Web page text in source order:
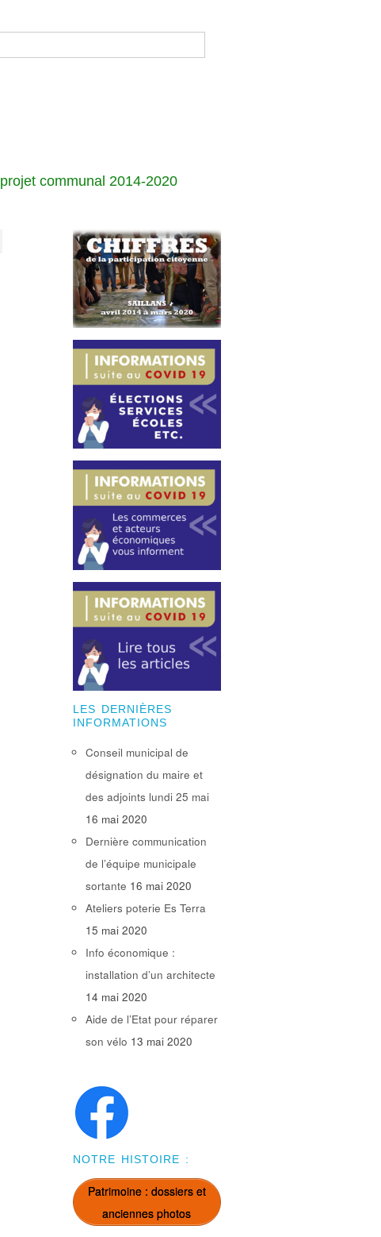
projet communal 2014-2020
LES DERNIÈRES
INFORMATIONS
Conseil municipal de
désignation du maire et
des adjoints lundi 25 mai
16 mai 2020
Dernière communication
de l’équipe municipale
sortante 16 mai 2020
Ateliers poterie Es Terra
15 mai 2020
Info économique :
installation d’un architecte
14 mai 2020
Aide de l’Etat pour réparer
son vélo 13 mai 2020
NOTRE HISTOIRE :
Patrimoine : dossiers et
anciennes photos